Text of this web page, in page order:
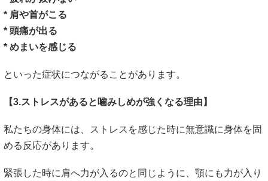
* 肩や首がこる
* 頭痛が出る
* めまいを感じる
といった症状につながることがあります。
【3.ストレスがあると噛みしめが強くなる理由】
私たちの身体には、ストレスを感じた時に無意識に身体を固
める反応があります。
緊張した時に肩へ力が入るのと同じように、顎にも力が入り